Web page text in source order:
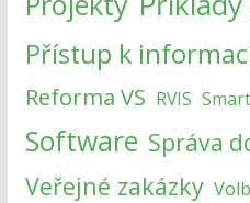
Přístup k
Reforma VS RVIS
Software Správa
Veřejné zakázky